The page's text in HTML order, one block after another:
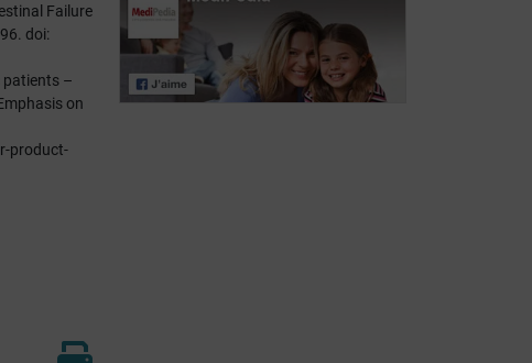
Failure
doi:
–
on
product-
Leven met
kortedarmsyndroom:
getuigenis van
Muriel